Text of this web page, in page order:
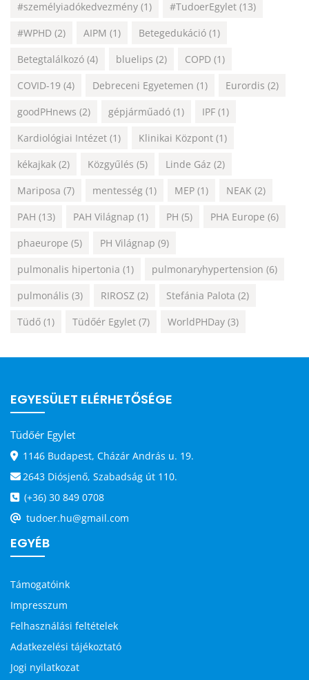
#személyiadókedvezmény (1) #TudoerEgylet (13)
#WPHD (2) AIPM (1) Betegedukáció (1)
Betegtalálkozó (4) bluelips (2) COPD (1)
COVID-19 (4) Debreceni Egyetemen (1) Eurordis (2)
goodPHnews (2) gépjárműadó (1) IPF (1)
Kardiológiai Intézet (1) Klinikai Központ (1)
kékajkak (2) Közgyűlés (5) Linde Gáz (2)
Mariposa (7) mentesség (1) MEP (1) NEAK (2)
PAH (13) PAH Világnap (1) PH (5) PHA Europe (6)
phaeurope (5) PH Világnap (9)
pulmonalis hipertonia (1) pulmonaryhypertension (6)
pulmonális (3) RIROSZ (2) Stefánia Palota (2)
Tüdő (1) Tüdőér Egylet (7) WorldPHDay (3)
EGYESÜLET ELÉRHETŐSÉGE
Tüdőér Egylet
1146 Budapest, Cházár András u. 19.
2643 Diósjenő, Szabadság út 110.
(+36) 30 849 0708
tudoer.hu@gmail.com
EGYÉB
Támogatóink
Impresszum
Felhasználási feltételek
Adatkezelési tájékoztató
Jogi nyilatkozat